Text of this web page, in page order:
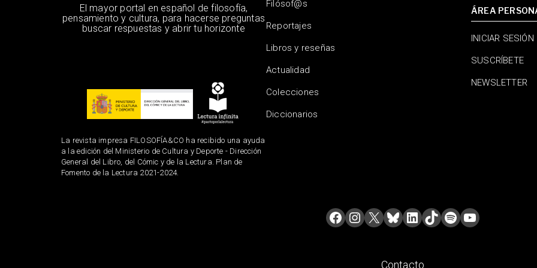
El mayor portal en español de filosofía,
pensamiento y cultura, para hacerse preguntas
buscar respuestas y abrir tu horizonte
La revista impresa FILOSOFÍA&CO ha recibido una ayuda
a la edición del Ministerio de Cultura y Deporte - Dirección
General del Libro, del Cómic y de la Lectura. Plan de
Fomento de la Lectura 2021-2024.
Filósof@s
Reportajes
Libros y reseñas
Actualidad
Colecciones
Diccionarios
ÁREA
INICIAR SESIÓN
SUSCRÍBETE
NEWSLETTER
Contacto